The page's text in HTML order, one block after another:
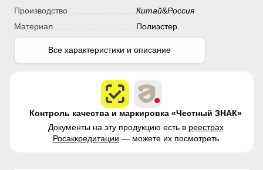
Производство
Китай&Россия
Материал
Полиэстер
Все характеристики и описание
Контроль качества и маркировка «Честный ЗНАК»
Документы на эту продукцию есть в реестрах
Росаккредитации — можете их посмотреть